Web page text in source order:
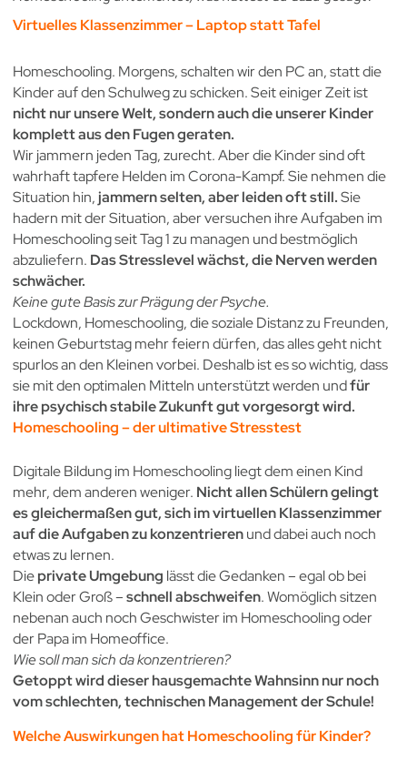
Virtuelles Klassenzimmer – Laptop statt Tafel
Homeschooling. Morgens, schalten wir den PC an, statt die
Kinder auf den Schulweg zu schicken. Seit einiger Zeit ist
nicht nur unsere Welt, sondern auch die unserer Kinder
komplett aus den Fugen geraten.
Wir jammern jeden Tag, zurecht. Aber die Kinder sind oft
wahrhaft tapfere Helden im Corona-Kampf. Sie nehmen die
Situation hin,jammern selten, aber leiden oft still.Sie
hadern mit der Situation, aber versuchen ihre Aufgaben im
Homeschooling seit Tag 1 zu managen und bestmöglich
abzuliefern. Das Stresslevel wächst, die Nerven werden
schwächer.
Keine gute Basis zur Prägung der Psyche.
Lockdown, Homeschooling, die soziale Distanz zu Freunden,
keinen Geburtstag mehr feiern dürfen, das alles geht nicht
spurlos an den Kleinen vorbei. Deshalb ist es so wichtig, dass
sie mit den optimalen Mitteln unterstützt werden undfür
ihre psychisch stabile Zukunft gut vorgesorgt wird.
Homeschooling – der ultimative Stresstest
Digitale Bildung im Homeschooling liegt dem einen Kind
mehr, dem anderen weniger. Nicht allen Schülern gelingt
es gleichermaßen gut, sich im virtuellen Klassenzimmer
auf die Aufgaben zu konzentrierenund dabei auch noch
etwas zu lernen.
Dieprivate Umgebung lässt die Gedanken – egal ob bei
Klein oder Groß –schnell abschweifen. Womöglich sitzen
nebenan auch noch Geschwister im Homeschooling oder
der Papa im Homeoffice.
Wie soll man sich da konzentrieren?
Getoppt wird dieser hausgemachte Wahnsinn nur noch
vom schlechten, technischen Management der Schule!
Welche Auswirkungen hat Homeschooling für Kinder?